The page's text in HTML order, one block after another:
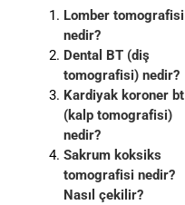
Lomber tomografisi
nedir?
Dental BT (diş
tomografisi) nedir?
Kardiyak koroner bt
(kalp tomografisi)
nedir?
Sakrum koksiks
tomografisi nedir?
Nasıl çekilir?